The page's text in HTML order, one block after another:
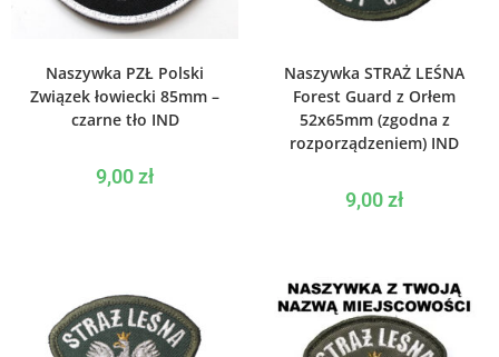
Naszywka PZŁ Polski
Związek łowiecki 85mm –
czarne tło IND
9,00zł
Naszywka STRAŻ LEŚNA
Forest Guard z Orłem
52x65mm (zgodna z
rozporządzeniem) IND
9,00zł